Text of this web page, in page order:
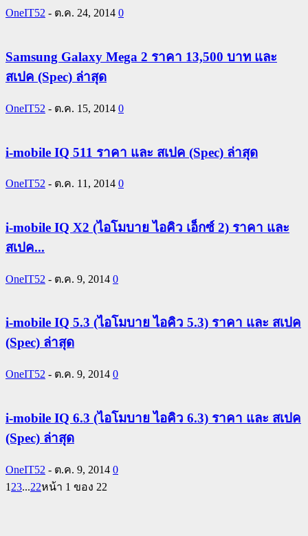
OneIT52 - ต.ค. 24, 2014 0
Samsung Galaxy Mega 2 ราคา 13,500 บาท และ
สเปค (Spec) ล่าสุด
OneIT52 - ต.ค. 15, 2014 0
i-mobile IQ 511 ราคา และ สเปค (Spec) ล่าสุด
OneIT52 - ต.ค. 11, 2014 0
i-mobile IQ X2 (ไอโมบาย ไอคิว เอ็กซ์ 2) ราคา และ
สเปค...
OneIT52 - ต.ค. 9, 2014 0
i-mobile IQ 5.3 (ไอโมบาย ไอคิว 5.3) ราคา และ สเปค
(Spec) ล่าสุด
OneIT52 - ต.ค. 9, 2014 0
i-mobile IQ 6.3 (ไอโมบาย ไอคิว 6.3) ราคา และ สเปค
(Spec) ล่าสุด
OneIT52 - ต.ค. 9, 2014 0
1 23...22หน้า 1 ของ 22